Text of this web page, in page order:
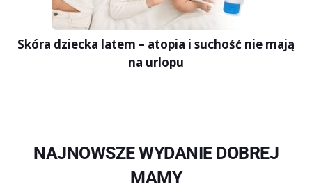
Skóra dziecka latem – atopia i suchość nie mają
na urlopu
NAJNOWSZE WYDANIE DOBREJ
MAMY